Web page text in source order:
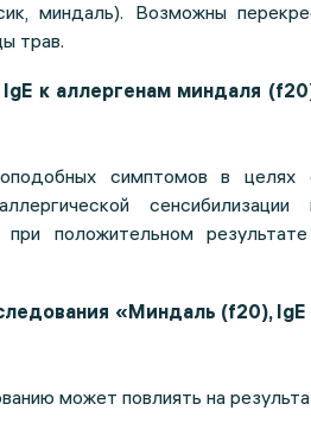
миндаль). Возможны
трав.
к аллергенам миндаля
симптомов в целях
положительном
«Миндаль (f20),
может повлиять на